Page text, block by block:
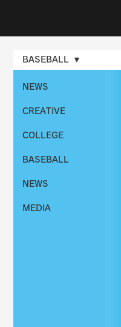
NEWS
CREATIVE
COLLEGE
BASEBALL
NEWS
MEDIA
BASEBALL